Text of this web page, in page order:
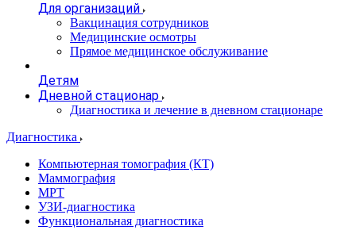
Для организаций
Вакцинация сотрудников
Медицинские осмотры
Прямое медицинское обслуживание
Детям
Дневной стационар
Диагностика и лечение в дневном стационаре
Диагностика
Компьютерная томография (КТ)
Маммография
МРТ
УЗИ-диагностика
Функциональная диагностика